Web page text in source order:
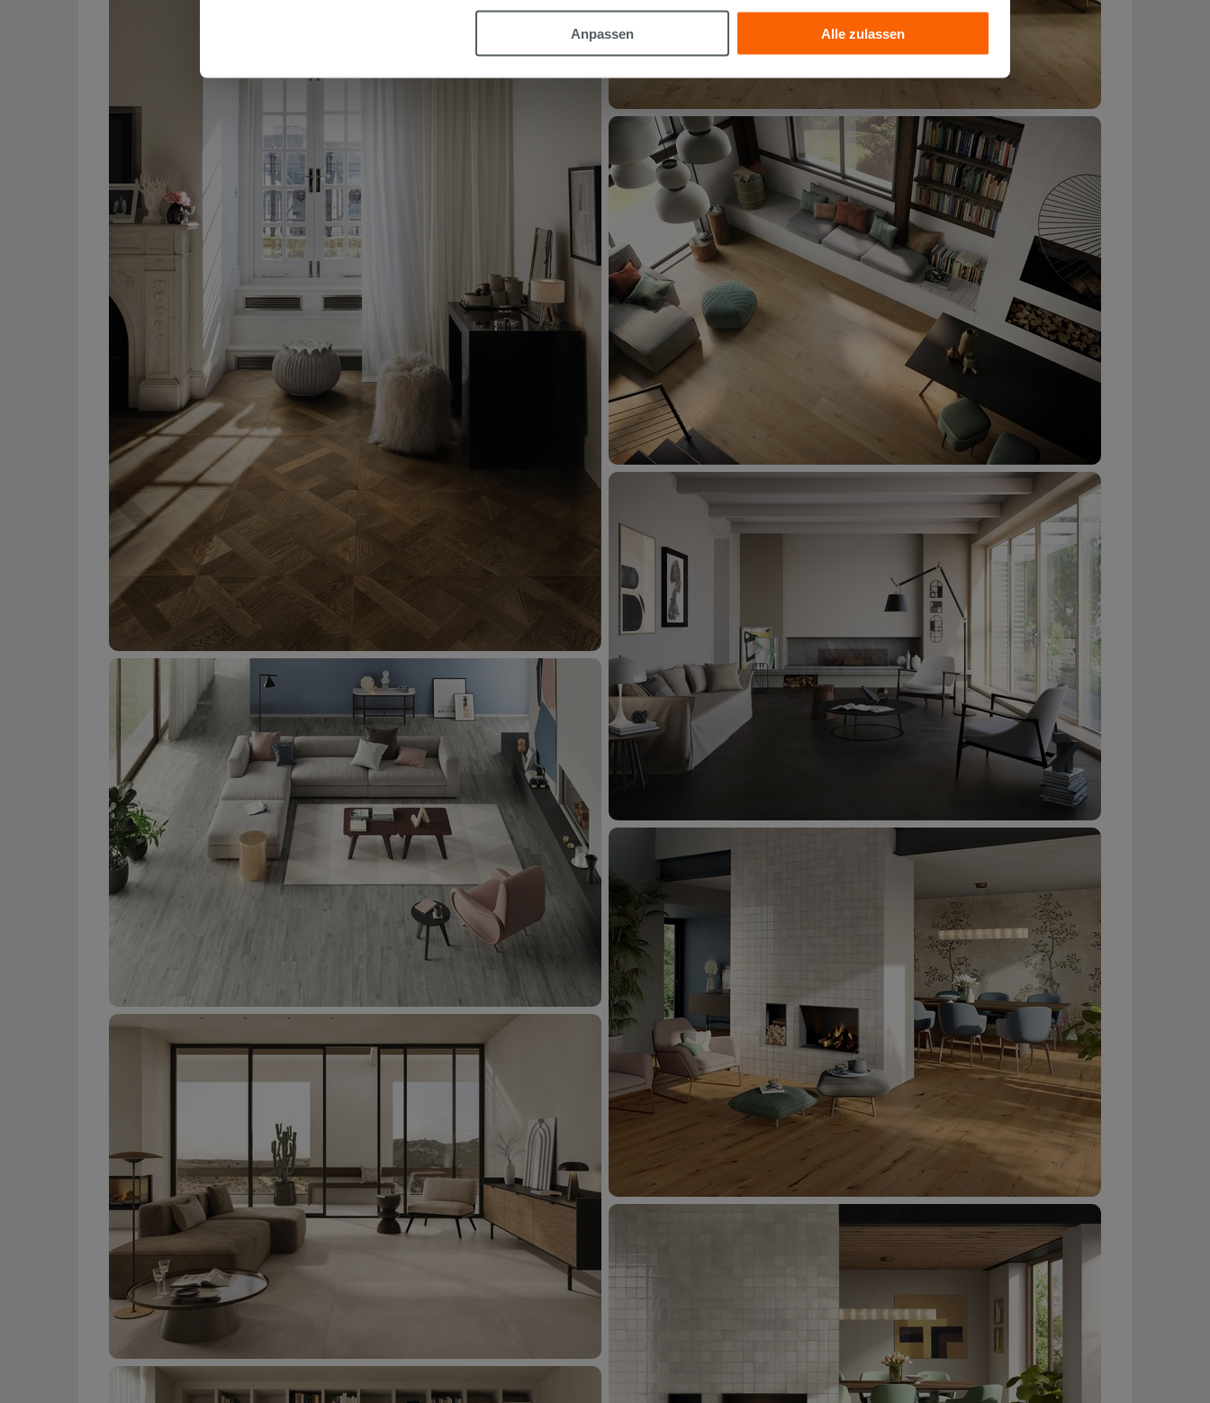
Anpassen
Alle zulassen